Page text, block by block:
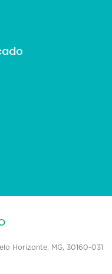
Horizonte, MG, 30160-031